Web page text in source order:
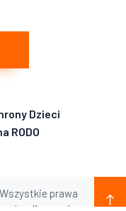
Dzieci
RODO
prawa